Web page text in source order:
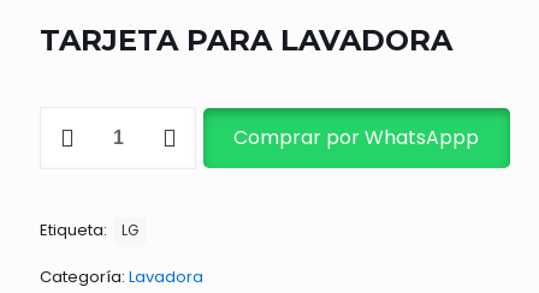
TARJETA PARA LAVADORA
PARA
Comprar por WhatsAppp
Etiqueta: LG
Categoría: Lavadora